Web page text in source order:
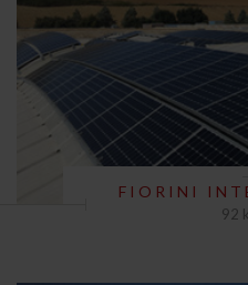
FIORINI
92